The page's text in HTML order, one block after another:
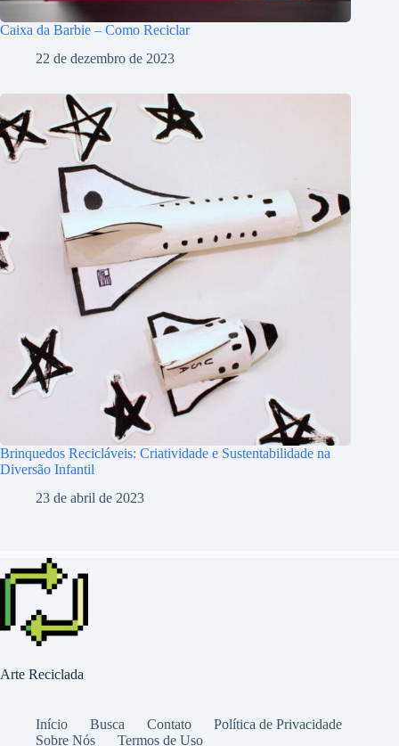
Caixa da Barbie – Como Reciclar
22 de dezembro de 2023
Brinquedos Recicláveis: Criatividade e Sustentabilidade na
Diversão Infantil
23 de abril de 2023
Arte Reciclada
Início Busca Contato
Política de Privacidade
Sobre Nós
Termos de Uso